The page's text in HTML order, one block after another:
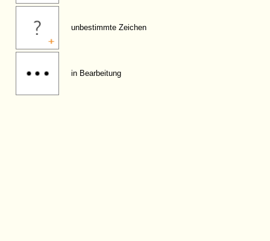
unbestimmte Zeichen
in Bearbeitung